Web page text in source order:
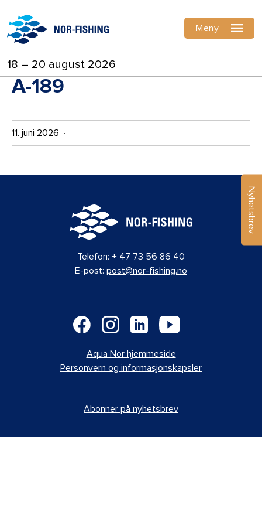
18 – 20 august 2026
Meny
A-189
11. juni 2026 ·
Nyhetsbrev
Telefon: + 47 73 56 86 40
E-post: post@nor-fishing.no
Aqua Nor hjemmeside
Personvern og informasjonskapsler
Abonner på nyhetsbrev